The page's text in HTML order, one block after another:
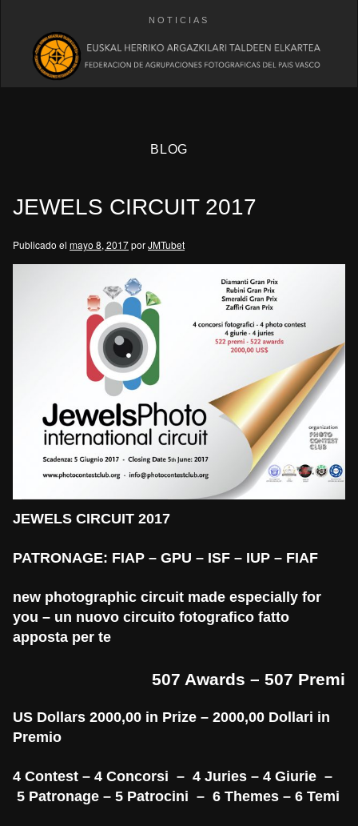
NOTICIAS
BLOG
JEWELS CIRCUIT 2017
Publicado el mayo 8, 2017porJMTubet
JEWELS CIRCUIT 2017
PATRONAGE: FIAP – GPU – ISF – IUP – FIAF
new photographic circuit made especially for
you – un nuovo circuito fotografico fatto
apposta per te
507 Awards – 507 Premi
US Dollars 2000,00 in Prize – 2000,00 Dollari in
Premio
4 Contest – 4 Concorsi – 4 Juries – 4 Giurie –
5 Patronage – 5 Patrocini – 6 Themes – 6 Temi